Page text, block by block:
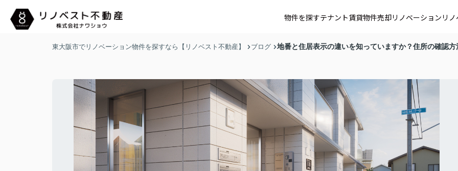
物件を探すテナント賃貸物件売却リノベーション リ
東大阪市でリノベーション物件を探すなら【リノベスト不動産】 ブログ 地番と住居表示の違いを知っていますか？住所の確認